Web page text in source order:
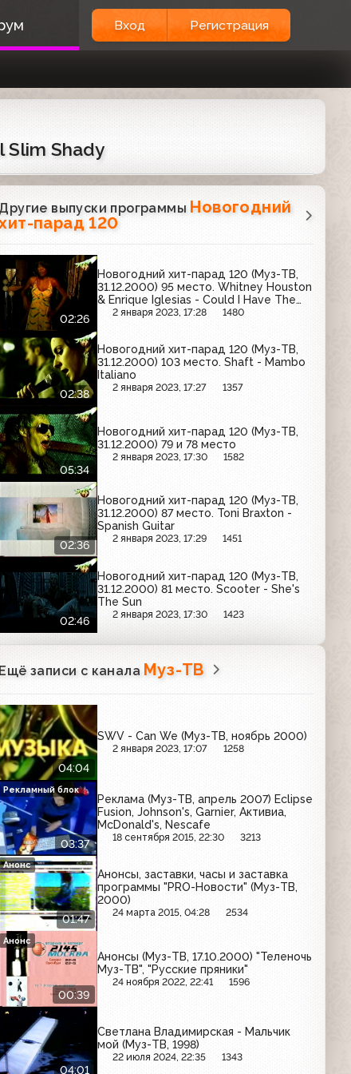
Вход Регистрация
Slim Shady
Другие выпуски программы Новогодний
парад 120
02:26
Новогодний хит-парад 120 (Муз-ТВ,
31.12.2000) 95 место. Whitney Houston
& Enrique Iglesias - Could I Have The
Kiss Forever
2 января 2023, 17:28 1480
02:38
Новогодний хит-парад 120 (Муз-ТВ,
31.12.2000) 103 место. Shaft - Mambo
Italiano
2 января 2023, 17:27 1357
05:34
Новогодний хит-парад 120 (Муз-ТВ,
31.12.2000) 79 и 78 место
2 января 2023, 17:30 1582
02:36
Новогодний хит-парад 120 (Муз-ТВ,
31.12.2000) 87 место. Toni Braxton -
Spanish Guitar
2 января 2023, 17:29 1451
02:46
Новогодний хит-парад 120 (Муз-ТВ,
31.12.2000) 81 место. Scooter - She's
The Sun
2 января 2023, 17:30 1423
Ещё записи с канала Муз-ТВ
04:04
SWV - Can We (Муз-ТВ, ноябрь 2000)
2 января 2023, 17:07 1258
03:37
Реклама (Муз-ТВ, апрель 2007) Eclipse
Fusion, Johnson's, Garnier, Активиа,
McDonald's, Nescafe
18 сентября 2015, 22:30 3213
Рекламный блок
01:47
Анонсы, заставки, часы и заставка
программы "PRO-Новости" (Муз-ТВ,
2000)
24 марта 2015, 04:28 2534
Анонс
00:39
Анонсы (Муз-ТВ, 17.10.2000) "Теленочь
Муз-ТВ", "Русские пряники"
24 ноября 2022, 22:41 1596
Анонс
04:01
Светлана Владимирская - Мальчик
мой (Муз-ТВ, 1998)
22 июля 2024, 22:35 1343